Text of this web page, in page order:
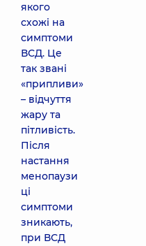
якого
схожі на
симптоми
ВСД. Це
так звані
«припливи»
– відчуття
жару та
пітливість.
Після
настання
менопаузи
ці
симптоми
зникають,
при ВСД